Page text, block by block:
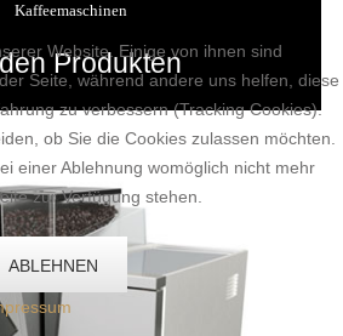
Kaffeemaschinen
Produkten
Website. Einige von ihnen sind
Seite, während andere uns helfen, diese
zu verbessern (Tracking Cookies).
ob Sie die Cookies zulassen möchten.
einer Ablehnung womöglich nicht mehr
zur Verfügung stehen.
ABLEHNEN